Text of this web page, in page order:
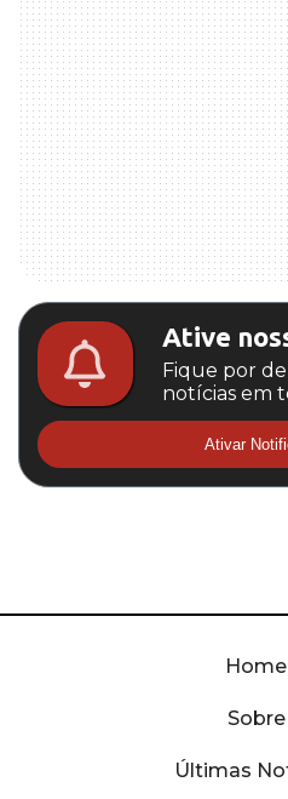
Ative
Fique por
notícias em
Ativar
Home
Sobre
Últimas